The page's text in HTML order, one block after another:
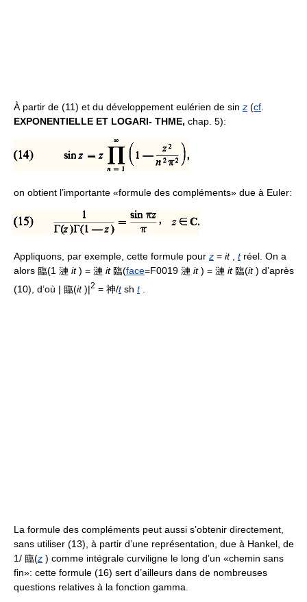
À partir de (11) et du développement eulérien de sin z (cf
EXPONENTIELLE ET LOGARI- THME, chap. 5):
on obtient l’importante «formule des compléments» due à Euler:
Appliquons, par exemple, cette formule pour z = it, tréel. On a
alors 臨(1 漣 it) = 漣 it臨(face=F0019 漣 it) = 漣 it臨(it) d’après
(10), d’où | 臨(it)|2 = 神/tsh t.
La formule des compléments peut aussi s’obtenir directement,
sans utiliser (13), à partir d’une représentation, due à Hankel, de
1/ 臨(z ) comme intégrale curviligne le long d’un «chemin sans
fin»: cette formule (16) sert d’ailleurs dans de nombreuses
questions relatives à la fonction gamma.